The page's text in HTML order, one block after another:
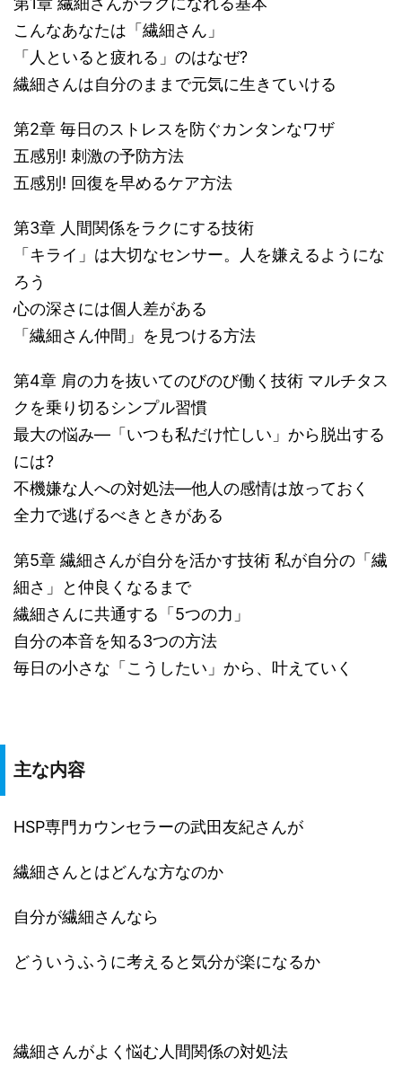
こんなあなたは「繊細さん」
「人といると疲れる」のはなぜ?
繊細さんは自分のままで元気に生きていける
第2章 毎日のストレスを防ぐカンタンなワザ
五感別! 刺激の予防方法
五感別! 回復を早めるケア方法
第3章 人間関係をラクにする技術
「キライ」は大切なセンサー。人を嫌えるようにな
ろう
心の深さには個人差がある
「繊細さん仲間」を見つける方法
第4章 肩の力を抜いてのびのび働く技術 マルチタス
クを乗り切るシンプル習慣
最大の悩み―「いつも私だけ忙しい」から脱出する
には?
不機嫌な人への対処法―他人の感情は放っておく
全力で逃げるべきときがある
第5章 繊細さんが自分を活かす技術 私が自分の「繊
細さ」と仲良くなるまで
繊細さんに共通する「5つの力」
自分の本音を知る3つの方法
毎日の小さな「こうしたい」から、叶えていく
主な内容
HSP専門カウンセラーの武田友紀さんが
繊細さんとはどんな方なのか
自分が繊細さんなら
どういうふうに考えると気分が楽になるか
繊細さんがよく悩む人間関係の対処法